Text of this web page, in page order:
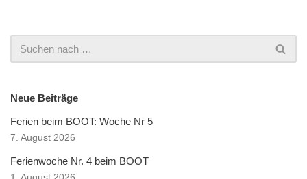
Neue Beiträge
Ferien beim BOOT: Woche Nr 5
7. August 2026
Ferienwoche Nr. 4 beim BOOT